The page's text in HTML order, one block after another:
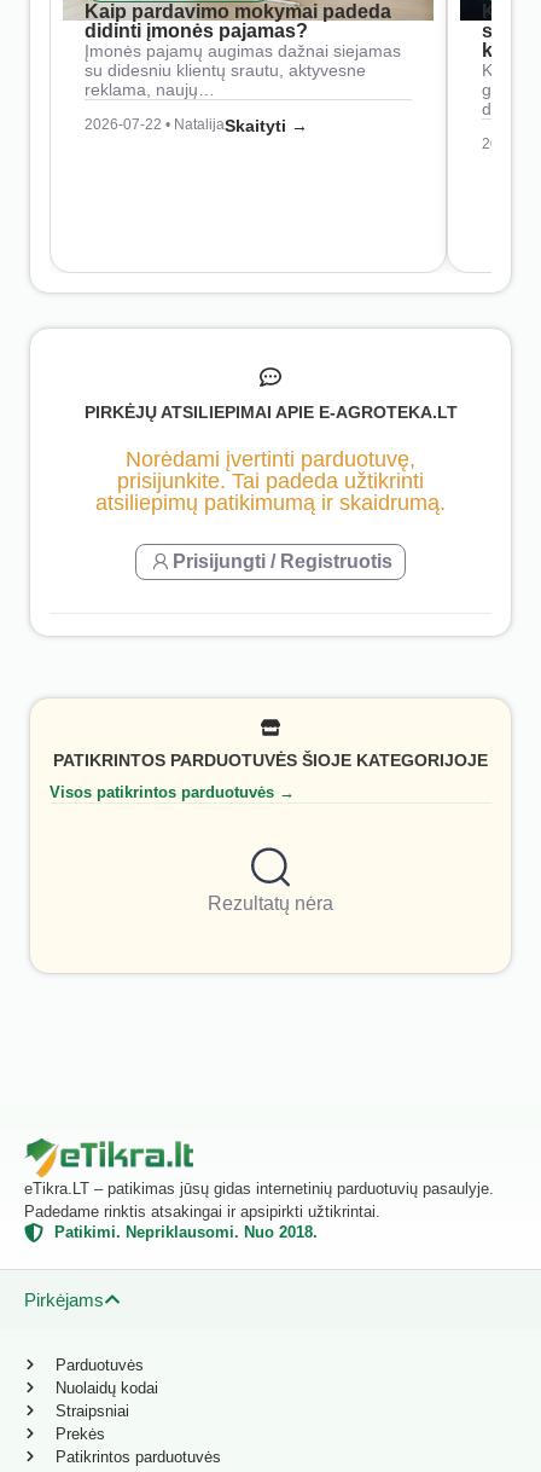
Kaip pardavimo mokymai padeda
didinti įmonės pajamas?
Įmonės pajamų augimas dažnai siejamas
su didesniu klientų srautu, aktyvesne
reklama, naujų…
2026-07-22 • NatalijaSkaityti →
Kaip
2026-
PIRKĖJŲ ATSILIEPIMAI APIE E-AGROTEKA.LT
Norėdami įvertinti parduotuvę,
prisijunkite. Tai padeda užtikrinti
atsiliepimų patikimumą ir skaidrumą.
Prisijungti / Registruotis
PATIKRINTOS PARDUOTUVĖS ŠIOJE KATEGORIJOJE
Visos patikrintos parduotuvės →
Rezultatų nėra
eTikra.LT – patikimas jūsų gidas internetinių parduotuvių pasaulyje.
Padedame rinktis atsakingai ir apsipirkti užtikrintai.
Patikimi. Nepriklausomi. Nuo 2018.
Pirkėjams
Parduotuvės
Nuolaidų kodai
Straipsniai
Prekės
Patikrintos parduotuvės